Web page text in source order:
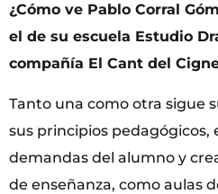
¿Cómo ve Pablo Corral
el de su escuela Estudio
compañía El Cant del
Tanto una como otra sigue
sus principios pedagógicos,
demandas del alumno y
de enseñanza, como aulas